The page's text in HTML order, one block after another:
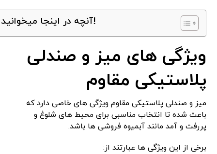
آنچه در اینجا میخوانید!
ویژگی های میز و صندلی
پلاستیکی مقاوم
میز و صندلی پلاستیکی مقاوم ویژگی های خاصی دارد که
باعث شده تا انتخاب مناسبی برای محیط های شلوغ و
پررفت و آمد مانند آبمیوه فروشی ها باشد.
برخی از این ویژگی ها عبارتند از: